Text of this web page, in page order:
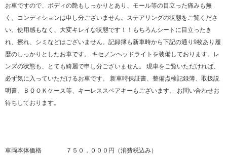
お車ですので、ボディの艶もしっかりとあり、モール等の目立った痛みも無
く、コンディションは申し分ございません。ステアリングの状態をご覧くださ
い。使用感もなく、大変キレイな状態です！！もちろんシートに目立ったき
れ、擦れ、シミなどはございません。記録簿も新車時から下記の通り9枚あり履
歴のしっかりとしたお車です。 キセノンヘッドライトを装備しております。レ
ンズの状態も、とても綺麗で申し分ございません。 現車をご覧いただければ、
必ず気に入っていただけるお車です。 新車時保証書、整備点検記録簿、取扱説
明書、ＢＯＯＫケース等、キーレススペアキーもございます。 お問い合わせお
待ちしております。
車両本体価格 ７５０，０００円（消費税込み）